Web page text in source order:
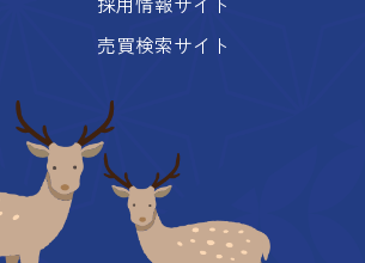
売買検索サイト